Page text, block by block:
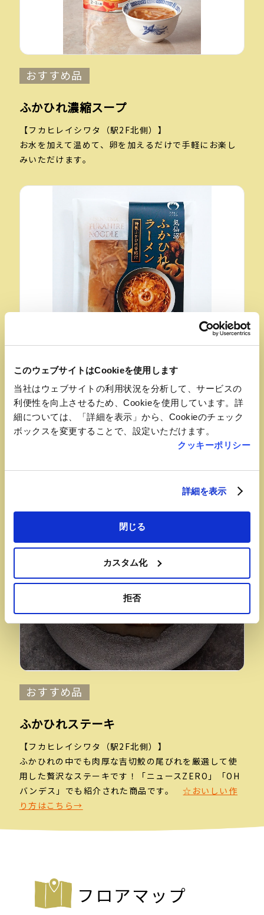
このウェブサイトはCookieを使用します
当社はウェブサイトの利用状況を分析して、サービスの
利便性を向上させるため、Cookieを使用しています。詳
細については、「詳細を表示」から、Cookieのチェック
ボックスを変更することで、設定いただけます。
クッキーポリシー
詳細を表示
閉じる
カスタム化
拒否
おすすめ品
ふかひれ濃縮スープ
【フカヒレイシワタ（駅2F北側）】
お水を加えて温めて、卵を加えるだけで手軽にお楽し
みいただけます。
おすすめ品
ふかひれラーメン醤油味
【フカヒレイシワタ（駅2F北側）】
じっくと煮込んだスープと丁寧に加工したフカヒレを
おすすめ品
ふかひれステーキ
【フカヒレイシワタ（駅2F北側）】
ふかひれの中でも肉厚な吉切鮫の尾びれを厳選して使
用した贅沢なステーキです！「ニュースZERO」「OH
バンデス」 でも紹介された商品です。☆おいしい作
り方はこちら→
フロアマップ